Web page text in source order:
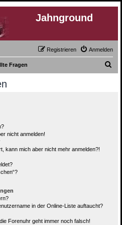
Jahnground
Anmelden
Registrieren
Fragen
nicht anmelden!
kann mich aber nicht mehr anmelden?!
in der Online-Liste auftaucht?
Forenuhr geht immer noch falsch!